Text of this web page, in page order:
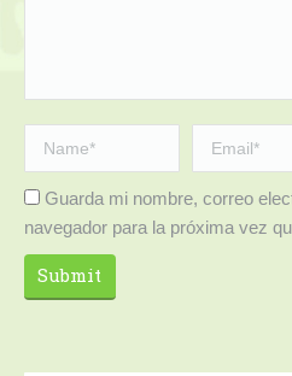
Name * Email *
Guarda mi nombre, correo
navegador para la próxima vez
Submit